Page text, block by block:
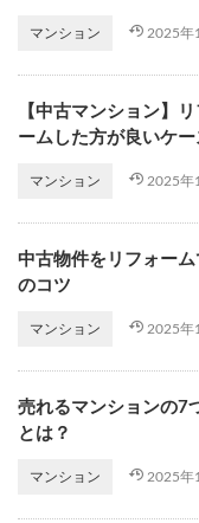
マンション 2025年
【中古マンション】
ームした方が良いケ
マンション 2025年
中古物件をリフォー
のコツ
マンション 2025年
売れるマンションの7
とは？
マンション 2025年